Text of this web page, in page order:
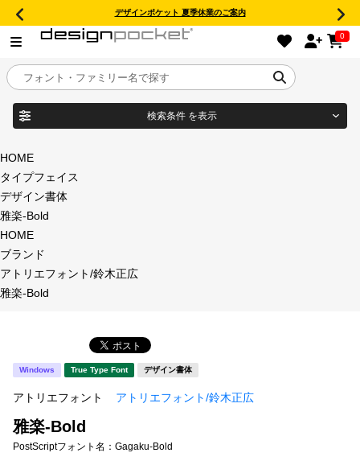
デザインポケット 夏季休業のご案内
0
目的別フォントガイド
特集
年間ライセンス商品
新着一覧
カート
検索条件 を表示
商品名
タイプフェイス
明朝体
宋朝体
HOME
タイプフェイス
デザイン書体
雅楽-Bold
HOME
ブランド
アトリエフォント/鈴木正広
雅楽-Bold
Windows True Type Font デザイン書体
アトリエフォント アトリエフォント/鈴木正広
雅楽-Bold
PostScriptフォント名： Gagaku-Bold